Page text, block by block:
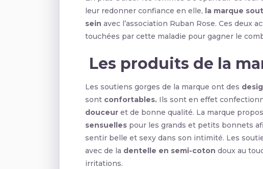
leur redonner confiance en elle, la marque
sein avec l’association Ruban Rose. Ces deux
touchées par cette maladie pour gagner le
Les produits de la
Les soutiens gorges de la marque ont des
sont confortables. Ils sont en effet
douceur et de bonne qualité. La marque
sensuelles pour les grands et petits bonnets
sentir belle et sexy dans son intimité. Les
avec de la dentelle en semi-coton doux au
irritations.